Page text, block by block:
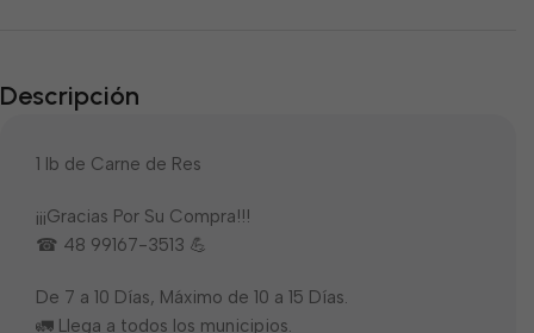
Descripción
1 lb de Carne de Res
¡¡¡Gracias Por Su Compra!!!
☎ 48 99167-3513 💪
De 7 a 10 Días, Máximo de 10 a 15 Días.
🚛 Llega a todos los municipios.